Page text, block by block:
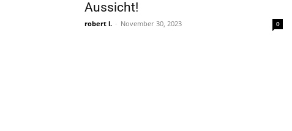
Aussicht!
robert l. - November 30, 2023 0